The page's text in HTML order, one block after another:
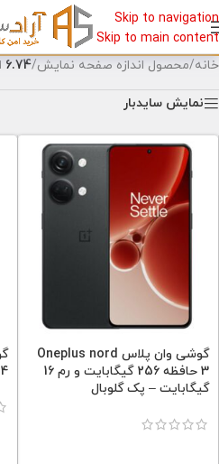
Skip to navigation
Skip to main content
خانه/محصول اندازه صفحه نمایش/6.74 اینچ
نمایش سایدبار
گوشی وان پلاس Oneplus nord
3 حافظه 256 گیگابایت و رم 16
گیگابایت – پک گلوبال
4 حافظه 512 و رم 16-پک گلوبال